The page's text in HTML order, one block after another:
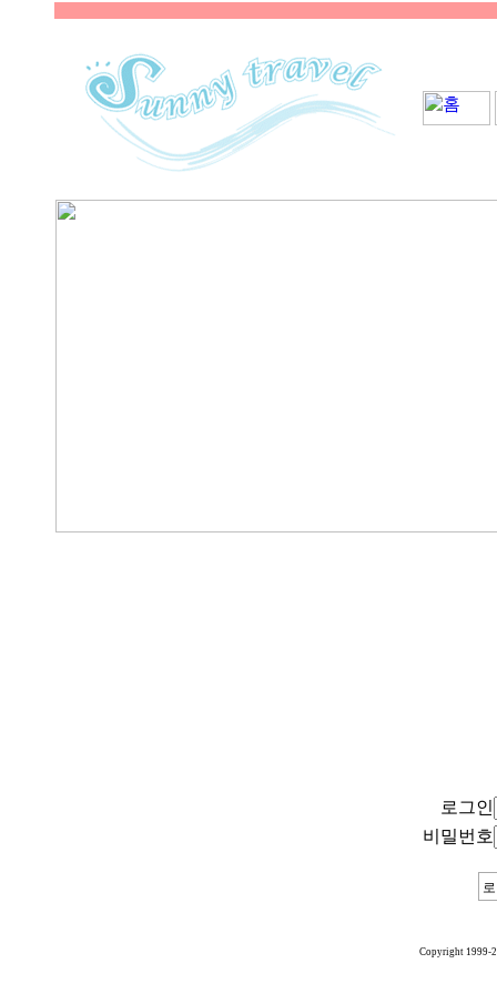
로그인
비밀번호
Copyright 1999-